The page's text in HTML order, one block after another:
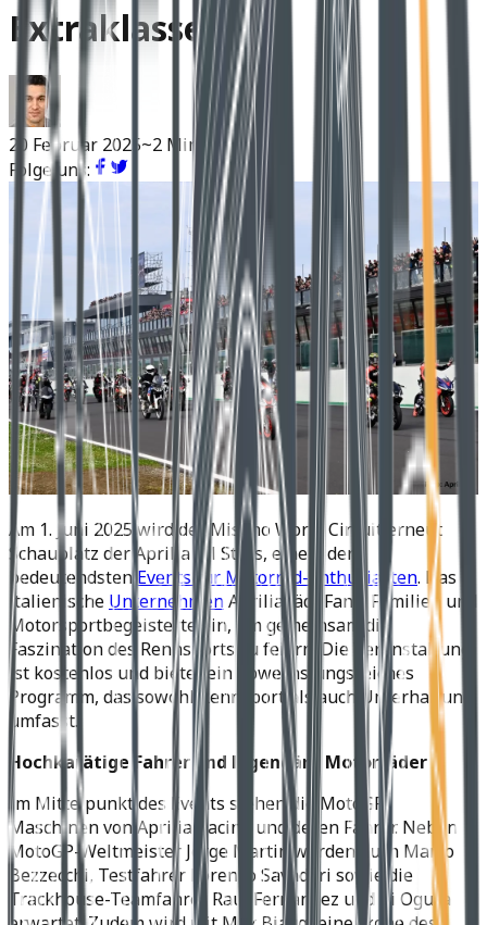
Extraklasse
20 Februar 2025~2 Min Lesen
Folge uns:
Am 1. Juni 2025 wird der Misano World Circuit erneut
Schauplatz der Aprilia All Stars, einem der
bedeutendstenEvents für Motorrad-Enthusiasten. Das
italienische Unternehmen Aprilia lädt Fans, Familien und
Motorsportbegeisterte ein, um gemeinsam die
Faszination des Rennsports zu feiern. Die Veranstaltung
ist kostenlos und bietet ein abwechslungsreiches
Programm, das sowohl Rennsport als auch Unterhaltung
umfasst.
Hochkarätige Fahrer und legendäre Motorräder
Im Mittelpunkt des Events stehen die MotoGP-
Maschinen von Aprilia Racing und deren Fahrer. Neben
MotoGP-Weltmeister Jorge Martin werden auch Marco
Bezzecchi, Testfahrer Lorenzo Savadori sowie die
Trackhouse-Teamfahrer Raul Fernandez und Ai Ogura